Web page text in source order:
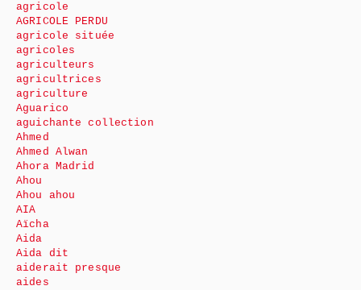
agricole
AGRICOLE PERDU
agricole située
agricoles
agriculteurs
agricultrices
agriculture
Aguarico
aguichante collection
Ahmed
Ahmed Alwan
Ahora Madrid
Ahou
Ahou ahou
AIA
Aïcha
Aida
Aida dit
aiderait presque
aides